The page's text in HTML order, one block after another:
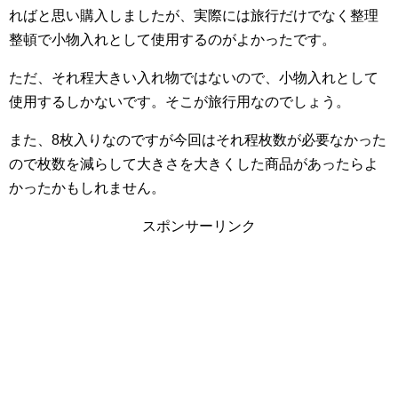
ればと思い購入しましたが、実際には旅行だけでなく整理
整頓で小物入れとして使用するのがよかったです。
ただ、それ程大きい入れ物ではないので、小物入れとして
使用するしかないです。そこが旅行用なのでしょう。
また、8枚入りなのですが今回はそれ程枚数が必要なかった
ので枚数を減らして大きさを大きくした商品があったらよ
かったかもしれません。
スポンサーリンク